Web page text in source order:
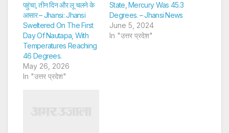
पहुंचा, तीन दिन और लू चलने के
आसार – Jhansi: Jhansi
Sweltered On The First
Day Of Nautapa, With
Temperatures Reaching
46 Degrees.
May 26, 2026
In "उत्तर प्रदेश"
State, Mercury Was 45.3
Degrees. – Jhansi News
June 5, 2024
In "उत्तर प्रदेश"